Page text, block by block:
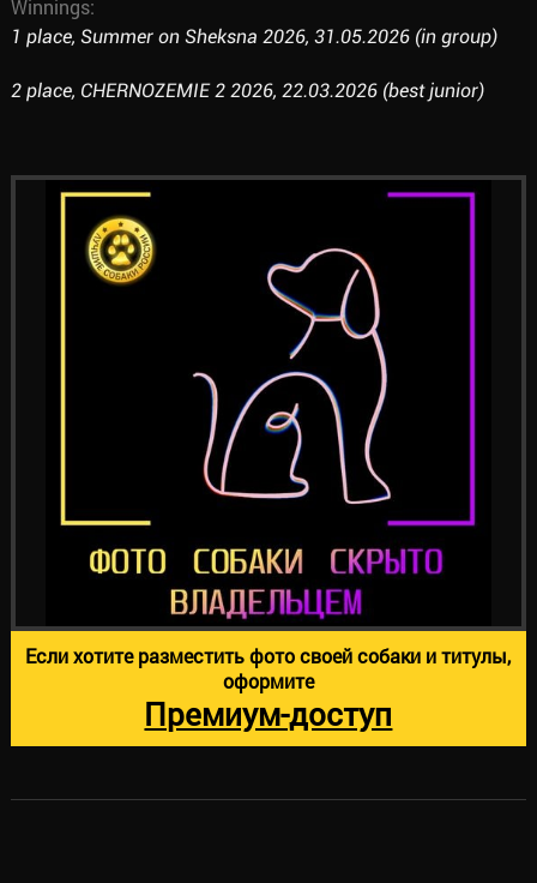
Winnings:
1 place, Summer on Sheksna 2026, 31.05.2026 (in group)
2 place, CHERNOZEMIE 2 2026, 22.03.2026 (best junior)
Если хотите разместить фото своей собаки и титулы,
оформите
Премиум-доступ